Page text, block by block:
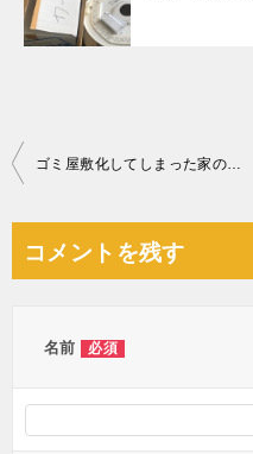
投
ビ
ゴミ屋敷化してしまった家の片付け作業ご依頼 お客様の声
コメントを残す
名前 必須